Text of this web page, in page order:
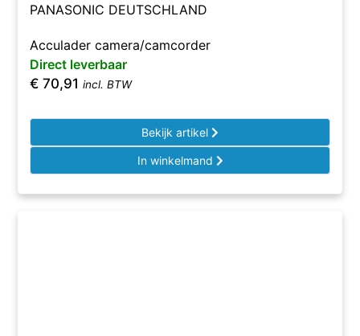
PANASONIC DEUTSCHLAND
Acculader camera/camcorder
Direct leverbaar
€ 70,91 incl. BTW
Bekijk artikel
In winkelmand